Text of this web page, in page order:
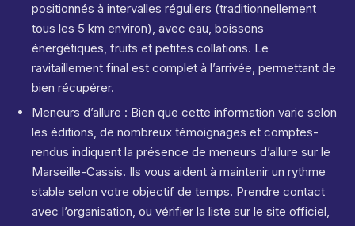
positionnés à intervalles réguliers (traditionnellement
tous les 5 km environ), avec eau, boissons
énergétiques, fruits et petites collations. Le
ravitaillement final est complet à l’arrivée, permettant de
bien récupérer.
Meneurs d’allure : Bien que cette information varie selon
les éditions, de nombreux témoignages et comptes-
rendus indiquent la présence de meneurs d’allure sur le
Marseille-Cassis. Ils vous aident à maintenir un rythme
stable selon votre objectif de temps. Prendre contact
avec l’organisation, ou vérifier la liste sur le site officiel,